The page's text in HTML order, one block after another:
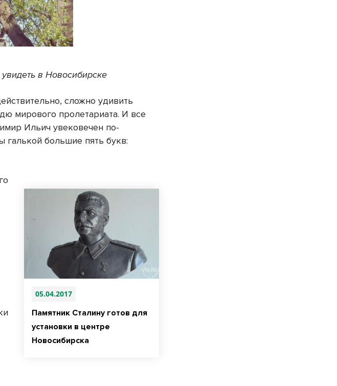
в Новосибирске
сложно удивить
мирового пролетариата. И все
Ильич увековечен по-
галькой большие пять букв:
05.04.2017
Памятник Сталину готов для
установки в центре
Новосибирска